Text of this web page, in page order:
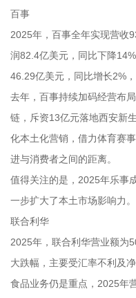
百事
2025年，百事全年实现营收
润82.4亿美元，同比下降
46.29亿美元，同比增长2%
去年，百事持续加码经营布
链，斥资13亿元落地西安新
化本土化营销，借力体育赛
进与消费者之间的距离。
值得关注的是，2025年乐事
一步扩大了本土市场影响力。
联合利华
2025年，联合利华营业额为
大跌幅，主要受汇率不利及净
食品业务仍是重点，2025年